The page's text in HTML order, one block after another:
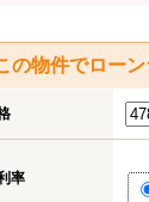
の物件でロー
率